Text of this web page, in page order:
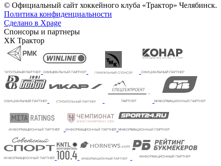
© Официальный сайт хоккейного клуба «Трактор» Челябинск.
Политика конфиденциальности
Сделано в Xpage
Спонсоры и партнеры
ХК Трактор